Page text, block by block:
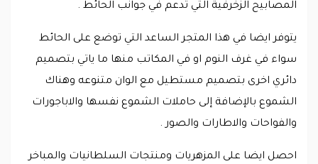
المصابيح الزخرفية التي تدعم في جوانب الحائط .
يتوفر ايضا في هذا المتجر الساعد التي توضع على الحائط
سواء في غرف النوم او في المكاتب منها ما ياتي بتصميم
دائري اخرى بتصميم مستطيل مع الوان متنوعه وهناك
الشموع بالإضافة إلى حاملات الشموع نفسها والاباجورات
والفواحات والاطارات والصور .
احصل ايضا على المزهريات ومنتجات السلطانيات والمباخر